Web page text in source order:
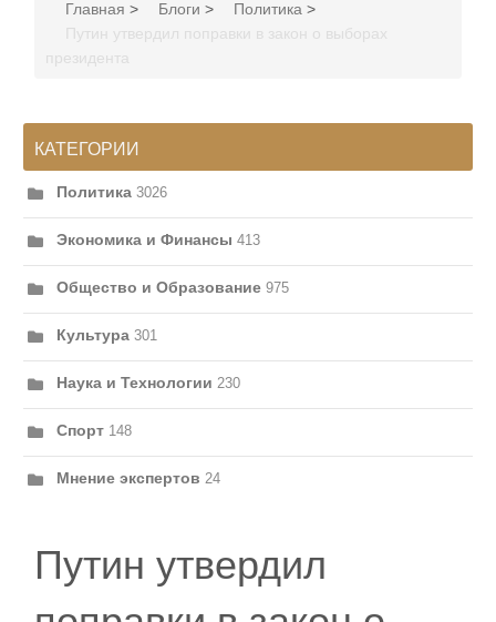
Главная > Блоги > Политика >
Путин утвердил поправки в закон о выборах
президента
КАТЕГОРИИ
Политика 3026
Экономика и Финансы 413
Общество и Образование 975
Культура 301
Наука и Технологии 230
Спорт 148
Мнение экспертов 24
Путин утвердил